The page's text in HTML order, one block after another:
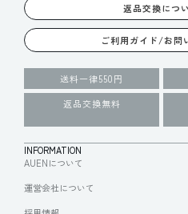
返品交換につ
ご利用ガイド/お問
送料一律550円
返品交換無料
INFORMATION
AUENについて
運営会社について